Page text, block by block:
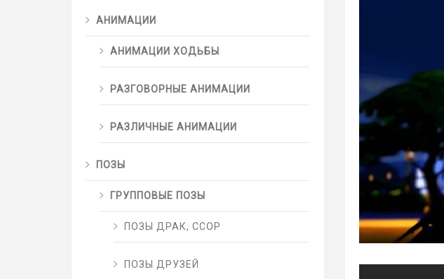
АНИМАЦИИ
АНИМАЦИИ ХОДЬБЫ
РАЗГОВОРНЫЕ АНИМАЦИИ
РАЗЛИЧНЫЕ АНИМАЦИИ
ПОЗЫ
ГРУППОВЫЕ ПОЗЫ
ПОЗЫ ДРАК, ССОР
ПОЗЫ ДРУЗЕЙ